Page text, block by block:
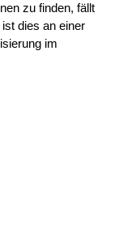
zu finden, fällt
dies an einer
im